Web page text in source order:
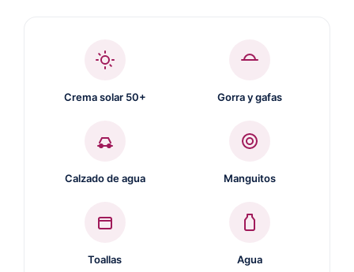
Crema solar 50+ Gorra y gafas
Calzado de agua Manguitos
Toallas Agua